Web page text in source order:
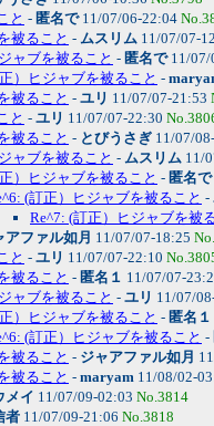
と - 匿名で11/07/06-22:04
被ること - ムスリム 11/07/07-
ャブを被ること - 匿名で11/07/
）ヒジャブを被ること -
被ること - ユリ 11/07/07-21:53
と - ユリ 11/07/07-22:30
被ること - とびうさぎ 11/07/
ャブを被ること - ムスリム 11/
）ヒジャブを被ること - 匿名で
(訂正）ヒジャブを被ること -
Re^7: (訂正）ヒジャブを被
アファル如月 11/07/07-18:25
と - ユリ 11/07/07-22:10
被ること - 匿名１ 11/07/07-
ャブを被ること - ユリ 11/07/
）ヒジャブを被ること - 匿名１
(訂正）ヒジャブを被ること -
被ること - ジャアファル如月
被ること - maryam 11/08/02-
メイ 11/07/09-02:03 No.3814
者 11/07/09-21:06 No.3818